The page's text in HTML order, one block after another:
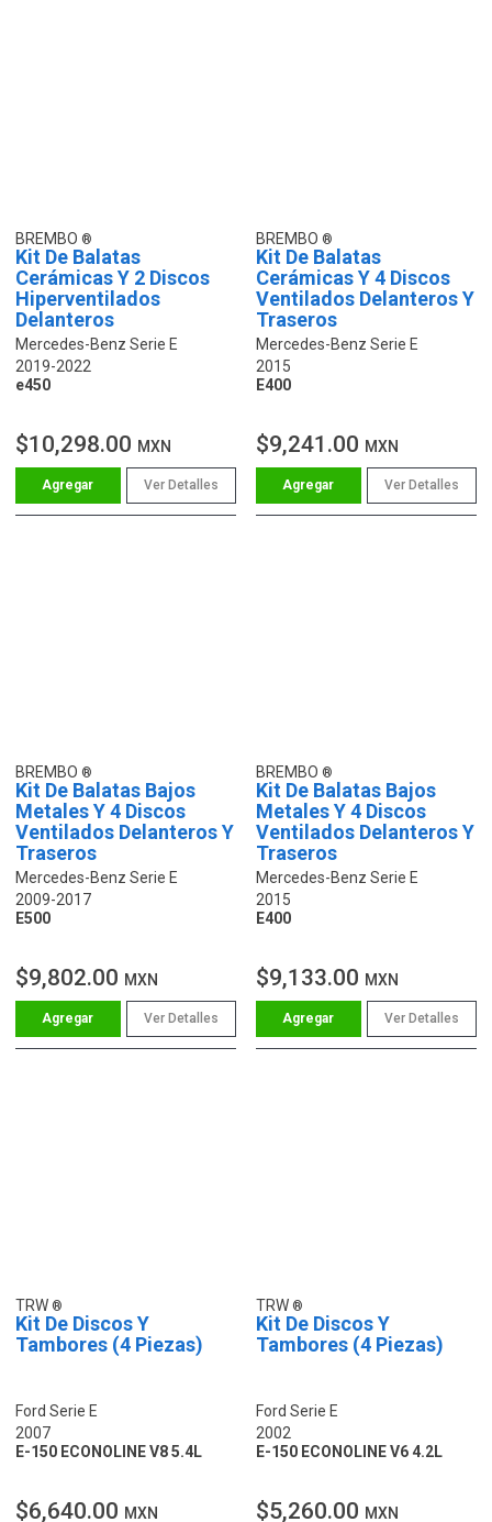
BREMBO
Kit De Balatas
Cerámicas Y 2 Discos
Hiperventilados
Delanteros
Mercedes-Benz Serie E
2019-2022
e450
$10,298.00 MXN
Ver Detalles
BREMBO
Kit De Balatas
Cerámicas Y 4 Discos
Ventilados Delanteros Y
Traseros
Mercedes-Benz Serie E
2015
E400
$9,241.00 MXN
Ver Detalles
BREMBO
Kit De Balatas Bajos
Metales Y 4 Discos
Ventilados Delanteros Y
Traseros
Mercedes-Benz Serie E
2009-2017
E500
$9,802.00 MXN
Ver Detalles
BREMBO
Kit De Balatas Bajos
Metales Y 4 Discos
Ventilados Delanteros Y
Traseros
Mercedes-Benz Serie E
2015
E400
$9,133.00 MXN
Ver Detalles
TRW
Kit De Discos Y
Tambores (4 Piezas)
Ford Serie E
2007
E-150 ECONOLINE V8 5.4L
$6,640.00 MXN
TRW
Kit De Discos Y
Tambores (4 Piezas)
Ford Serie E
2002
E-150 ECONOLINE V6 4.2L
$5,260.00 MXN